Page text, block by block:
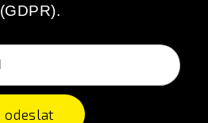
(GDPR).
odeslat